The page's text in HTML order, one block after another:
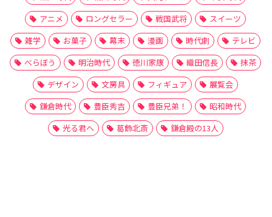
アニメ
ロングセラー 戦国武将
スイーツ
雑学
お菓子 幕末 漫画 時代劇
テレビ
べらぼう
明治時代 徳川家康 織田信長
抹茶
デザイン
文房具 フィギュア
展覧会
鎌倉時代
豊臣秀吉 豊臣兄弟！
昭和時代
光る君へ
葛飾北斎 鎌倉殿の13人